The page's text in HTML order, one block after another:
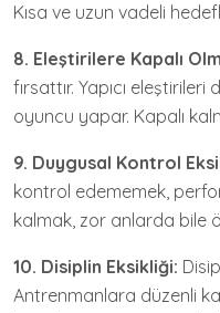
Kısa ve uzun vadeli
8. Eleştirilere Kapalı
fırsattır. Yapıcı
oyuncu yapar. Kapalı
9. Duygusal Kontrol
kontrol edememek,
kalmak, zor anlarda bile
10. Disiplin Eksikliği:
Antrenmanlara düzenli